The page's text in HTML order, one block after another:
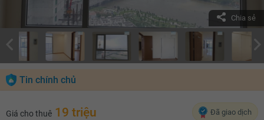
Chia sẻ
Tin chính chủ
Giá cho thuê 19 triệu Đã giao dịch